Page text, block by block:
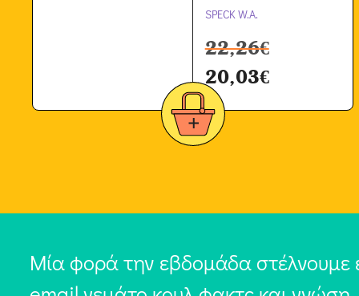
SPECK W.A.
22,26€
20,03€
Μία φορά την εβδομάδα στέλνουμε